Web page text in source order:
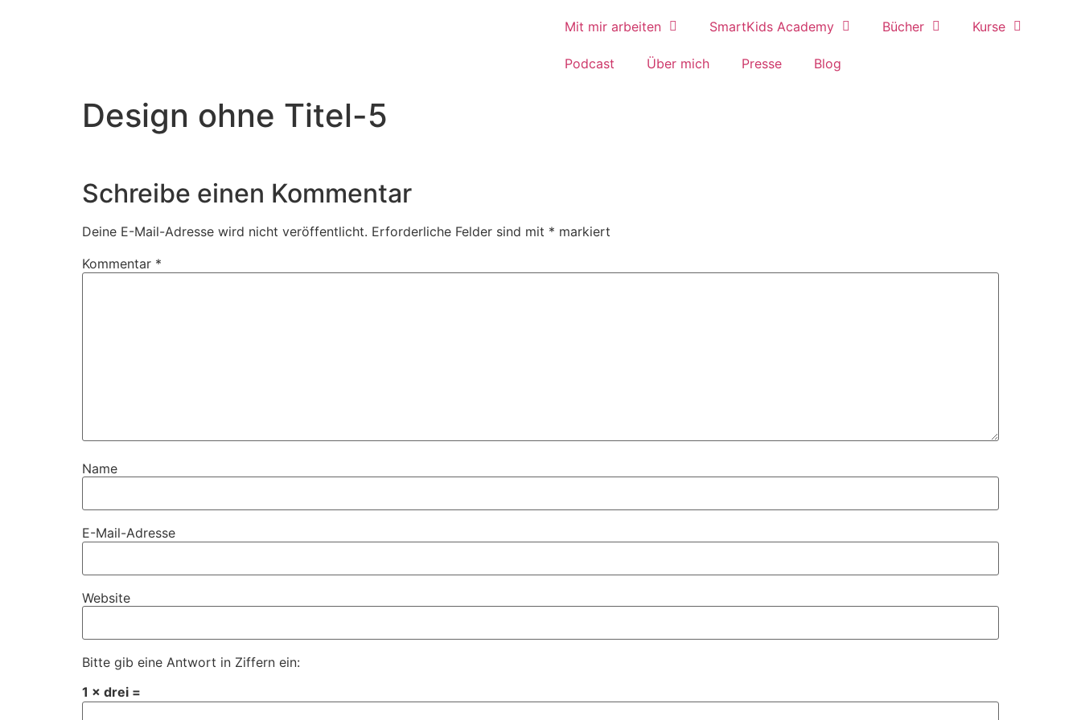
Mit mir arbeiten SmartKids Academy Bücher Kurse
Podcast Über mich Presse Blog
Design ohne Titel-5
Schreibe einen Kommentar
Deine E-Mail-Adresse wird nicht veröffentlicht. Erforderliche Felder sind mit * markiert
Kommentar *
Name
E-Mail-Adresse
Website
Bitte gib eine Antwort in Ziffern ein:
1 × drei =